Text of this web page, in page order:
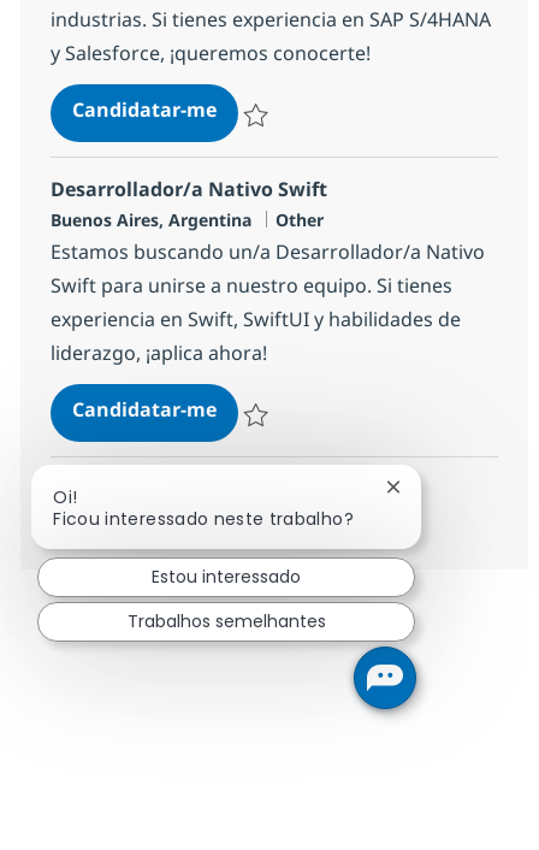
industrias. Si tienes experiencia en SAP S/4HANA
y Salesforce, ¡queremos conocerte!
Candidatar-meConsultor/a Ssr. Change
Desarrollador/a Nativo Swift
Localização
Buenos Aires, Argentina Categoria
Other
Estamos buscando un/a Desarrollador/a Nativo
Swift para unirse a nuestro equipo. Si tienes
experiencia en Swift, SwiftUI y habilidades de
liderazgo, ¡aplica ahora!
Candidatar-meDesarrollador/a Nativo Swift
Ver mais
Oi!
Ficou interessado neste trabalho?
Fechar
Estou interessado
Trabalhos semelhantes